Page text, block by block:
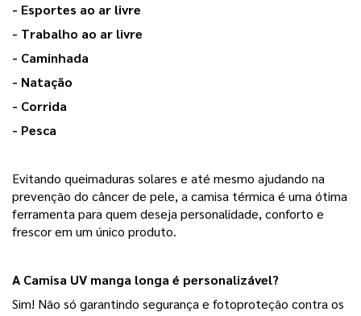
- Esportes ao ar livre
- Trabalho ao ar livre
- Caminhada
- Natação
- Corrida
- Pesca
Evitando queimaduras solares e até mesmo ajudando na
prevenção do câncer de pele, a camisa térmica é uma ótima
ferramenta para quem deseja personalidade, conforto e
frescor em um único produto.
A Camisa UV manga longa é personalizável?
Sim! Não só garantindo segurança e fotoproteção contra os